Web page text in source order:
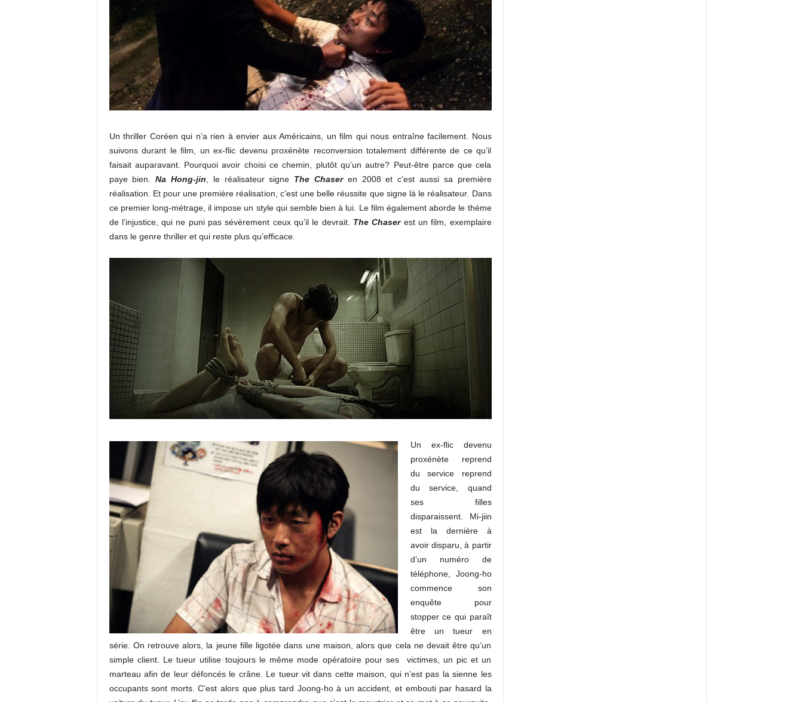
Un thriller Coréen qui n’a rien à envier aux Américains, un film qui nous entraîne facilement. Nous
suivons durant le film, un ex-flic devenu proxénète reconversion totalement différente de ce qu’il
faisait auparavant. Pourquoi avoir choisi ce chemin, plutôt qu’un autre? Peut-être parce que cela
paye bien.Na Hong-jin , le réalisateur signe The Chaseren 2008 et c’est aussi sa première
réalisation. Et pour une première réalisation, c’est une belle réussite que signe là le réalisateur. Dans
ce premier long-métrage, il impose un style qui semble bien à lui. Le film également aborde le théme
de l’injustice, qui ne puni pas sévèrement ceux qu’il le devrait. The Chaserest un film, exemplaire
dans le genre thriller et qui reste plus qu’efficace.
Un ex-flic devenu
proxénète reprend
du service reprend
du service, quand
ses filles
disparaissent. Mi-jiin
est la dernière à
avoir disparu, à partir
d’un numéro de
téléphone, Joong-ho
commence son
enquête pour
stopper ce qui paraît
être un tueur en
série. On retrouve alors, la jeune fille ligotée dans une maison, alors que cela ne devait être qu’un
simple client. Le tueur utilise toujours le même mode opératoire pour ses victimes, un pic et un
marteau afin de leur défoncés le crâne. Le tueur vit dans cette maison, qui n’est pas la sienne les
occupants sont morts. C’est alors que plus tard Joong-ho à un accident, et embouti par hasard la